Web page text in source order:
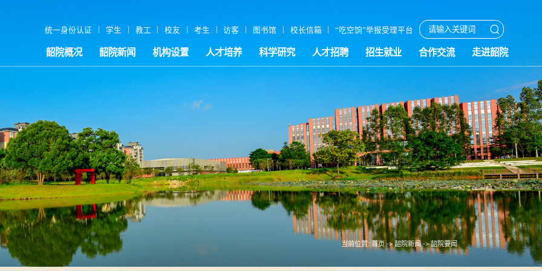
统一身份认证 | 学生 | 教工 | 校友 | 考生 | 访客 | 图书馆 | 校长信箱 | “吃空饷”举报受理平台
韶院概况 韶院新闻 机构设置 人才培养 科学研究 人才招聘 招生就业 合作交流 走进韶院
当前位置:首页->韶院新闻->韶院要闻